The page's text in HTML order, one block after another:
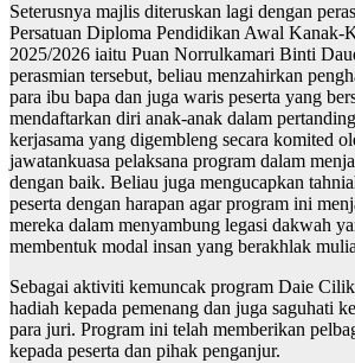
Seterusnya majlis diteruskan lagi dengan
Persatuan Diploma Pendidikan Awal Kanak-
2025/2026 iaitu Puan Norrulkamari Binti
perasmian tersebut, beliau menzahirkan
para ibu bapa dan juga waris peserta yang
mendaftarkan diri anak-anak dalam
kerjasama yang digembleng secara komited
jawatankuasa pelaksana program dalam
dengan baik. Beliau juga mengucapkan
peserta dengan harapan agar program ini
mereka dalam menyambung legasi dakwah
membentuk modal insan yang berakhlak
Sebagai aktiviti kemuncak program Daie
hadiah kepada pemenang dan juga saguhati
para juri. Program ini telah memberikan
kepada peserta dan pihak penganjur.